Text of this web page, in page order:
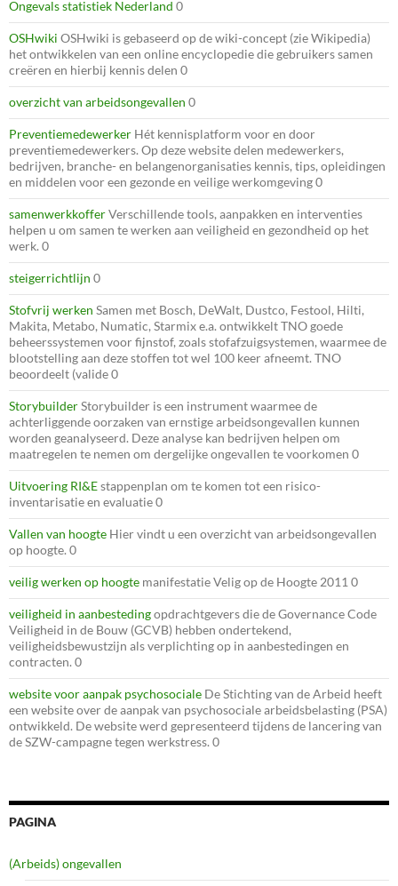
Ongevals statistiek Nederland 0
OSHwiki OSHwiki is gebaseerd op de wiki-concept (zie Wikipedia)
het ontwikkelen van een online encyclopedie die gebruikers samen
creëren en hierbij kennis delen 0
overzicht van arbeidsongevallen 0
Preventiemedewerker Hét kennisplatform voor en door
preventiemedewerkers. Op deze website delen medewerkers,
bedrijven, branche- en belangenorganisaties kennis, tips, opleidingen
en middelen voor een gezonde en veilige werkomgeving 0
samenwerkkofferVerschillende tools, aanpakken en interventies
helpen u om samen te werken aan veiligheid en gezondheid op het
werk. 0
steigerrichtlijn 0
Stofvrij werken Samen met Bosch, DeWalt, Dustco, Festool, Hilti,
Makita, Metabo, Numatic, Starmix e.a. ontwikkelt TNO goede
beheerssystemen voor fijnstof, zoals stofafzuigsystemen, waarmee de
blootstelling aan deze stoffen tot wel 100 keer afneemt. TNO
beoordeelt (valide 0
StorybuilderStorybuilder is een instrument waarmee de
achterliggende oorzaken van ernstige arbeidsongevallen kunnen
worden geanalyseerd. Deze analyse kan bedrijven helpen om
maatregelen te nemen om dergelijke ongevallen te voorkomen 0
Uitvoering RI&Estappenplan om te komen tot een risico-
inventarisatie en evaluatie 0
Vallen van hoogte Hier vindt u een overzicht van arbeidsongevallen
op hoogte. 0
veilig werken op hoogte manifestatie Velig op de Hoogte 2011 0
veiligheid in aanbestedingopdrachtgevers die de Governance Code
Veiligheid in de Bouw (GCVB) hebben ondertekend,
veiligheidsbewustzijn als verplichting op in aanbestedingen en
contracten. 0
website voor aanpak psychosociale De Stichting van de Arbeid heeft
een website over de aanpak van psychosociale arbeidsbelasting (PSA)
ontwikkeld. De website werd gepresenteerd tijdens de lancering van
de SZW-campagne tegen werkstress. 0
PAGINA
(Arbeids) ongevallen